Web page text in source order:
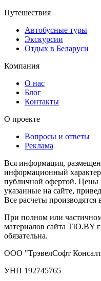
Путешествия
Автобусные туры
Экскурсии
Отдых в Беларуси
Компания
О нас
Блог
Контакты
О проекте
Вопросы и ответы
Реклама
Вся информация,
информационный
публичной офертой.
указанные на сайте,
Все расчеты производятся
При полном или
материалов сайта TIO.BY
обязательна.
ООО "ТрэвелСофт
УНП 192745765